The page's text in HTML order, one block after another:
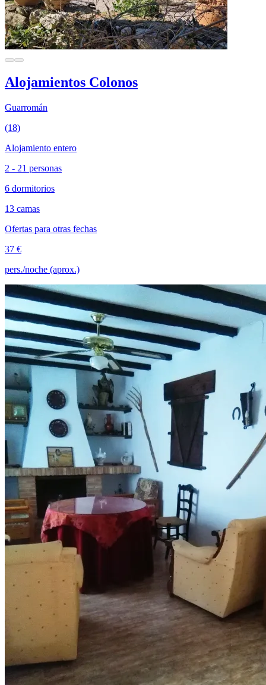
Alojamientos Colonos
Guarromán
(18)
Alojamiento entero
2 - 21 personas
6 dormitorios
13 camas
Ofertas para otras fechas
37 €
pers./noche (aprox.)